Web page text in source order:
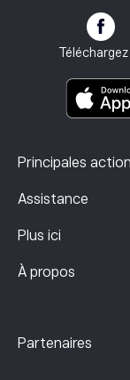
Principales
Assistance
Plus ici
À propos
Mentions légales
Avertissement
Conditions
Documents
Données sur les
Partenaires
Assurance